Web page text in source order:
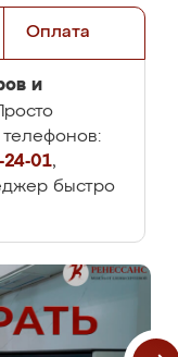
Оплата
и
24-01,
быстро